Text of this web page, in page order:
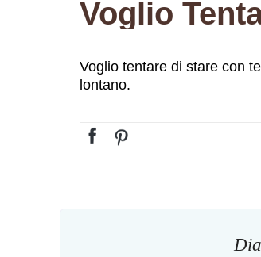
Voglio tentare di stare con
lontano.